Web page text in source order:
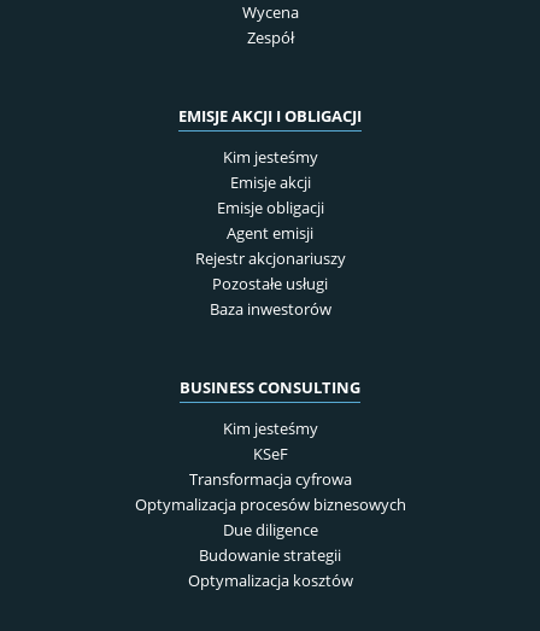
Wycena
Zespół
EMISJE AKCJI I OBLIGACJI
Kim jesteśmy
Emisje akcji
Emisje obligacji
Agent emisji
Rejestr akcjonariuszy
Pozostałe usługi
Baza inwestorów
BUSINESS CONSULTING
Kim jesteśmy
KSeF
Transformacja cyfrowa
Optymalizacja procesów biznesowych
Due diligence
Budowanie strategii
Optymalizacja kosztów